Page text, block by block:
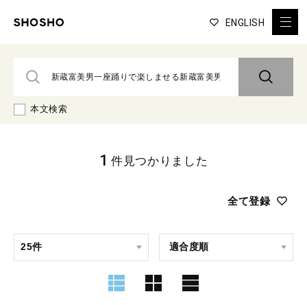
ENGLISH
本文検索
全て登録
1 件見つかりました